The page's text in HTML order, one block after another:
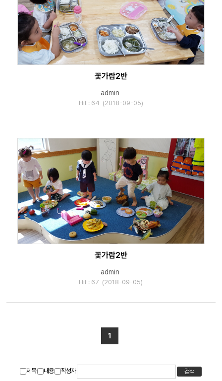
꽃가람2반
admin
Hit : 64 (2018-09-05)
꽃가람2반
admin
Hit : 67 (2018-09-05)
1
제목 내용 작성자 검색